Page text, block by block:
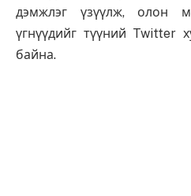
дэмжлэг үзүүлж, олон
үгнүүдийг түүний Twitter
байна.